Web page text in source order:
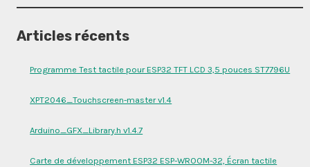
Articles récents
Programme Test tactile pour ESP32 TFT LCD 3,5 pouces ST7796U
XPT2046_Touchscreen-master v1.4
Arduino_GFX_Library.h v1.4.7
Carte de développement ESP32 ESP-WROOM-32, Écran tactile